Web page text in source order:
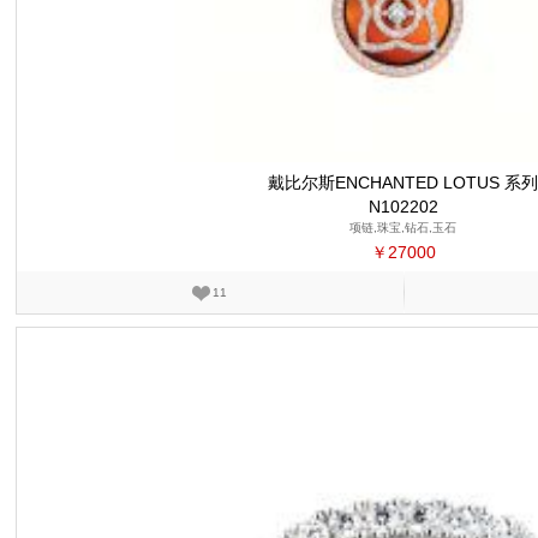
戴比尔斯ENCHANTED LOTUS 系列
N102202
项链,珠宝,钻石,玉石
￥27000
11